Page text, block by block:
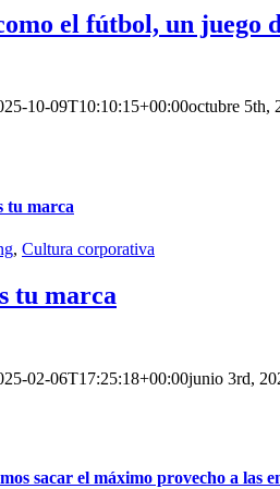
el fútbol, un juego
10-09T10:10:15+00:00octubre 5th,
tu marca
, Cultura corporativa
tu marca
02-06T17:25:18+00:00junio 3rd,
sacar el máximo provecho a las